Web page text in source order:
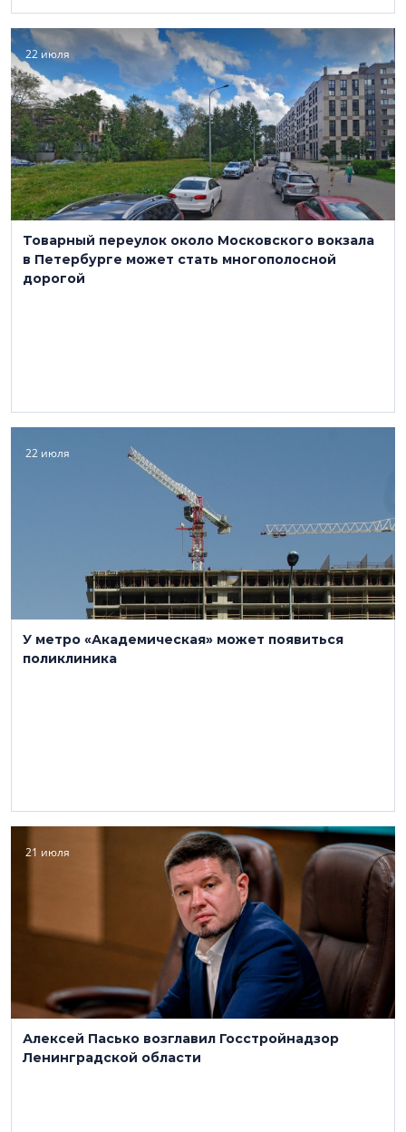
22 июля
Товарный переулок около Московского вокзала
в Петербурге может стать многополосной
дорогой
22 июля
У метро «Академическая» может появиться
поликлиника
21 июля
Алексей Пасько возглавил Госстройнадзор
Ленинградской области